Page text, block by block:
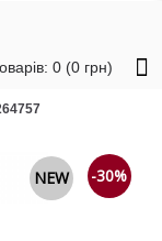
0 (0 грн)
-30%
NEW